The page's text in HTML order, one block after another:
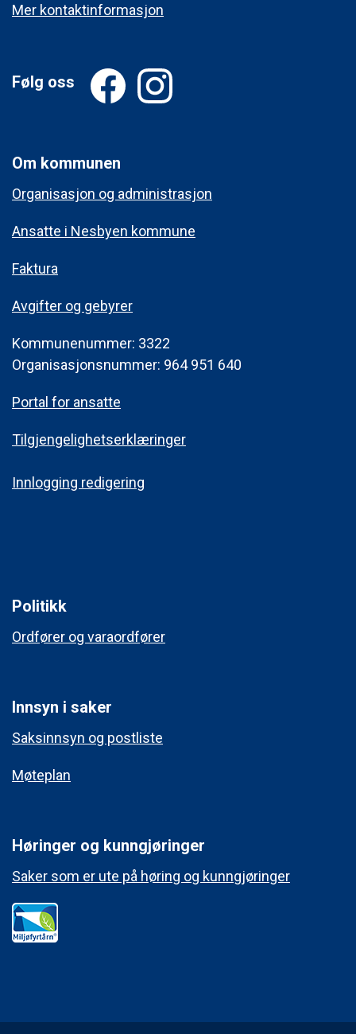
Mer kontaktinformasjon
Følg oss
Om kommunen
Organisasjon og administrasjon
Ansatte i Nesbyen kommune
Faktura
Avgifter og gebyrer
Kommunenummer: 3322
Organisasjonsnummer: 964 951 640
Portal for ansatte
Tilgjengelighetserklæringer
Innlogging redigering
Politikk
Ordfører og varaordfører
Innsyn i saker
Saksinnsyn og postliste
Møteplan
Høringer og kunngjøringer
Saker som er ute på høring og kunngjøringer